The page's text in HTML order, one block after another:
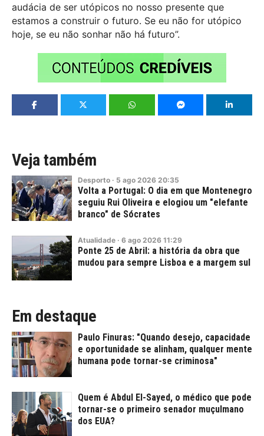
audácia de ser utópicos no nosso presente que
estamos a construir o futuro. Se eu não for utópico
hoje, se eu não sonhar não há futuro”.
Veja também
Desporto · 5 ago 2026 20:35
Volta a Portugal: O dia em que Montenegro
seguiu Rui Oliveira e elogiou um "elefante
branco" de Sócrates
Atualidade · 6 ago 2026 11:29
Ponte 25 de Abril: a história da obra que
mudou para sempre Lisboa e a margem sul
Em destaque
Paulo Finuras: "Quando desejo, capacidade
e oportunidade se alinham, qualquer mente
humana pode tornar-se criminosa"
Quem é Abdul El-Sayed, o médico que pode
tornar-se o primeiro senador muçulmano
dos EUA?